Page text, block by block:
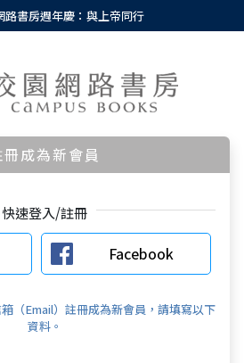
路書房週年慶：與上帝同行
冊成為新會員
快速登入/註冊
Facebook
（Email）註冊成為新會員，請填寫以下
資料。